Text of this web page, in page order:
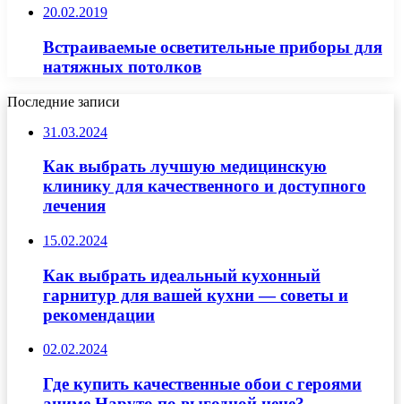
20.02.2019
Встраиваемые осветительные приборы для
натяжных потолков
Последние записи
31.03.2024
Как выбрать лучшую медицинскую
клинику для качественного и доступного
лечения
15.02.2024
Как выбрать идеальный кухонный
гарнитур для вашей кухни — советы и
рекомендации
02.02.2024
Где купить качественные обои с героями